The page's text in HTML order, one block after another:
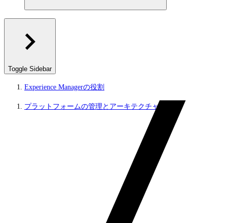
Toggle Sidebar
Experience Managerの役割
プラットフォームの管理とアーキテクチャ